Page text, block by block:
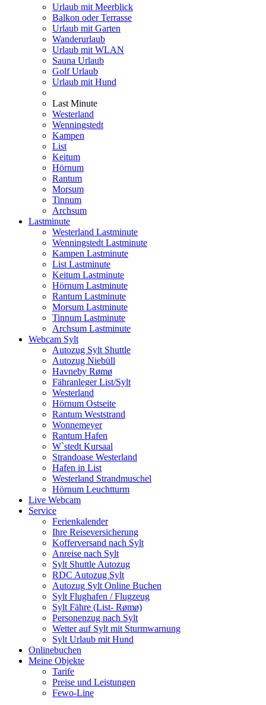
Urlaub mit Meerblick
Balkon oder Terrasse
Urlaub mit Garten
Wanderurlaub
Urlaub mit WLAN
Sauna Urlaub
Golf Urlaub
Urlaub mit Hund
Last Minute
Westerland
Wenningstedt
Kampen
List
Keitum
Hörnum
Rantum
Morsum
Tinnum
Archsum
Lastminute
Westerland Lastminute
Wenningstedt Lastminute
Kampen Lastminute
List Lastminute
Keitum Lastminute
Hörnum Lastminute
Rantum Lastminute
Morsum Lastminute
Tinnum Lastminute
Archsum Lastminute
Webcam Sylt
Autozug Sylt Shuttle
Autozug Niebüll
Havneby Rømø
Fähranleger List/Sylt
Westerland
Hörnum Ostseite
Rantum Weststrand
Wonnemeyer
Rantum Hafen
W`stedt Kursaal
Strandoase Westerland
Hafen in List
Westerland Strandmuschel
Hörnum Leuchtturm
Live Webcam
Service
Ferienkalender
Ihre Reiseversicherung
Kofferversand nach Sylt
Anreise nach Sylt
Sylt Shuttle Autozug
RDC Autozug Sylt
Autozug Sylt Online Buchen
Sylt Flughafen / Flugzeug
Sylt Fähre (List- Rømø)
Personenzug nach Sylt
Wetter auf Sylt mit Sturmwarnung
Sylt Urlaub mit Hund
Onlinebuchen
Meine Objekte
Tarife
Preise und Leistungen
Fewo-Line